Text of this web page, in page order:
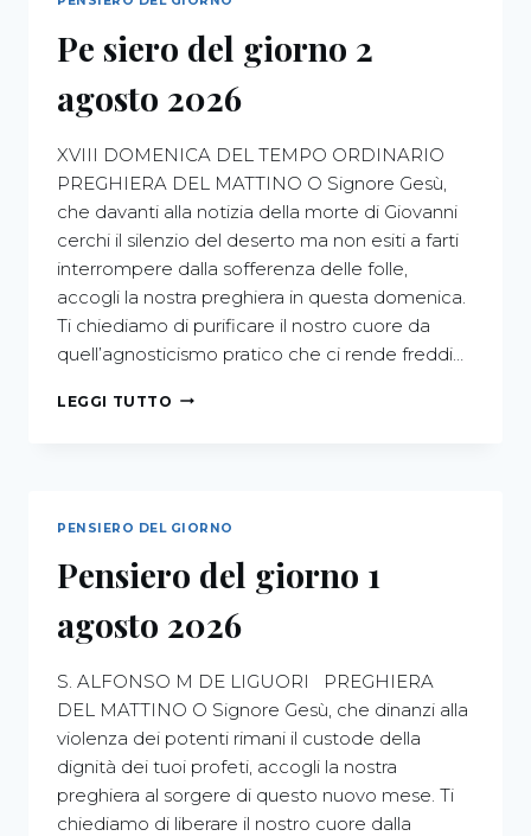
Pe siero del giorno 2
agosto 2026
XVIII DOMENICA DEL TEMPO ORDINARIO
PREGHIERA DEL MATTINO O Signore Gesù,
che davanti alla notizia della morte di Giovanni
cerchi il silenzio del deserto ma non esiti a farti
interrompere dalla sofferenza delle folle,
accogli la nostra preghiera in questa domenica.
Ti chiediamo di purificare il nostro cuore da
quell’agnosticismo pratico che ci rende freddi…
LEGGI TUTTO
PENSIERO DEL GIORNO
Pensiero del giorno 1
agosto 2026
S. ALFONSO M DE LIGUORI ​PREGHIERA
DEL MATTINO ​O Signore Gesù, che dinanzi alla
violenza dei potenti rimani il custode della
dignità dei tuoi profeti, accogli la nostra
preghiera al sorgere di questo nuovo mese. Ti
chiediamo di liberare il nostro cuore dalla